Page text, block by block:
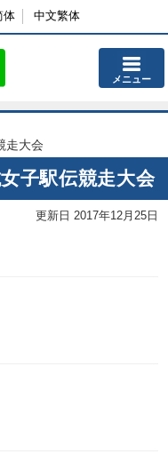
体 中文繁体
メニュー
走大会
子駅伝競走大会
更新日 2017年12月25日